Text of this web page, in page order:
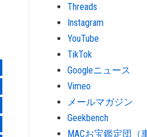
Threads
Instagram
YouTube
TikTok
Googleニュース
Vimeo
メールマガジン
Geekbench
MACお宝鑑定団（